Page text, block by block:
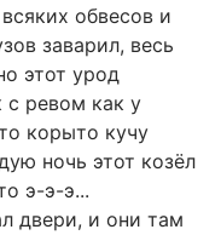
обвесов и
заварил, весь
этот урод
с ревом как у
корыто кучу
ночь этот козёл
э-э-э...
двери, и они там